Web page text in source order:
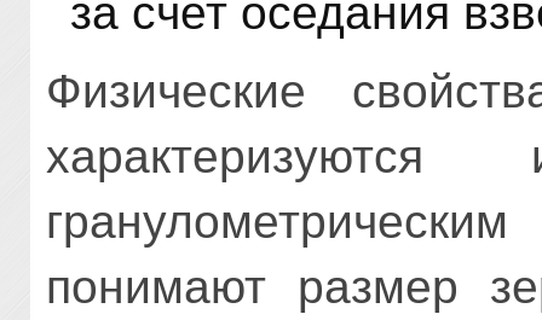
за счет оседания
Физические
понимают размер